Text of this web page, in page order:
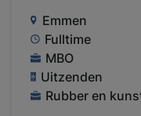
Emmen
Fulltime
MBO
Uitzenden
Rubber en